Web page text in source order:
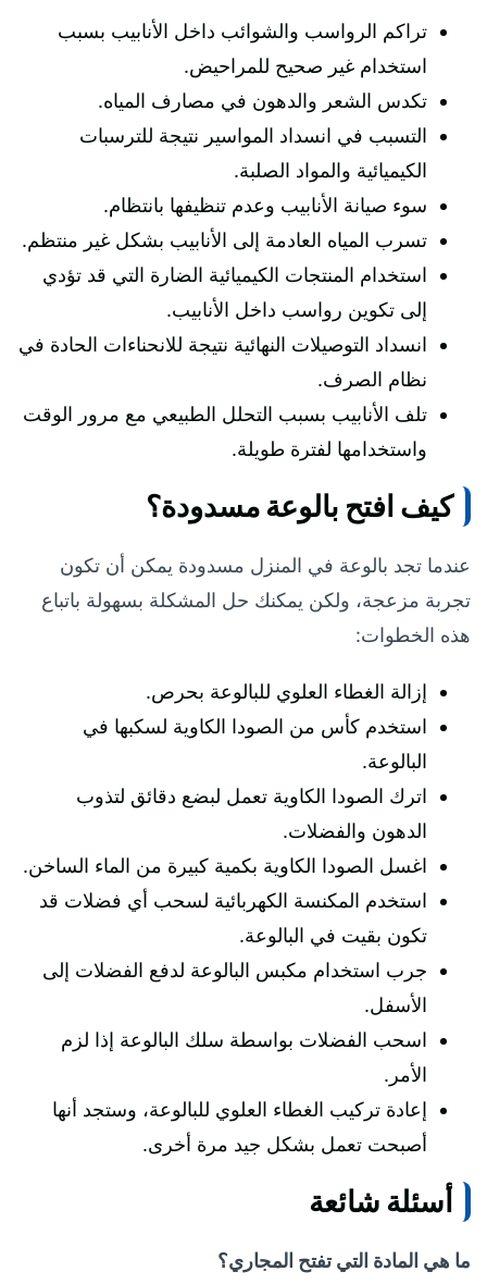
تراكم الرواسب والشوائب داخل الأنابيب بسبب
استخدام غير صحيح للمراحيض.
تكدس الشعر والدهون في مصارف المياه.
التسبب في انسداد المواسير نتيجة للترسبات
الكيميائية والمواد الصلبة.
سوء صيانة الأنابيب وعدم تنظيفها بانتظام.
تسرب المياه العادمة إلى الأنابيب بشكل غير منتظم.
استخدام المنتجات الكيميائية الضارة التي قد تؤدي
إلى تكوين رواسب داخل الأنابيب.
انسداد التوصيلات النهائية نتيجة للانحناءات الحادة في
نظام الصرف.
تلف الأنابيب بسبب التحلل الطبيعي مع مرور الوقت
واستخدامها لفترة طويلة.
كيف افتح بالوعة مسدودة؟
عندما تجد بالوعة في المنزل مسدودة يمكن أن تكون
تجربة مزعجة، ولكن يمكنك حل المشكلة بسهولة باتباع
هذه الخطوات:
إزالة الغطاء العلوي للبالوعة بحرص.
استخدم كأس من الصودا الكاوية لسكبها في
البالوعة.
اترك الصودا الكاوية تعمل لبضع دقائق لتذوب
الدهون والفضلات.
اغسل الصودا الكاوية بكمية كبيرة من الماء الساخن.
استخدم المكنسة الكهربائية لسحب أي فضلات قد
تكون بقيت في البالوعة.
جرب استخدام مكبس البالوعة لدفع الفضلات إلى
الأسفل.
اسحب الفضلات بواسطة سلك البالوعة إذا لزم
الأمر.
إعادة تركيب الغطاء العلوي للبالوعة، وستجد أنها
أصبحت تعمل بشكل جيد مرة أخرى.
أسئلة شائعة
ما هي المادة التي تفتح المجاري؟